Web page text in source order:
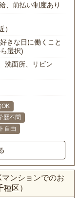
、前払い制度あり
）
きな日に働くこと
選択)
洗面所、リビン
OK
歴不問
自由
ンションでのお
区）